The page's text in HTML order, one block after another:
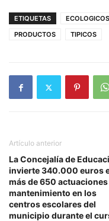
ETIQUETAS ECOLOGICOS
PRODUCTOS
TIPICOS
Artículo anterior
La Concejalía de
invierte 340.000 euros
más de 650 actuaciones
mantenimiento en los
centros escolares del
municipio durante el